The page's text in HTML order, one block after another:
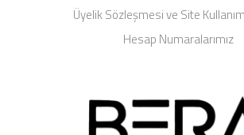
Üyelik Sözleşmesi ve Site
Hesap Numaralarımız